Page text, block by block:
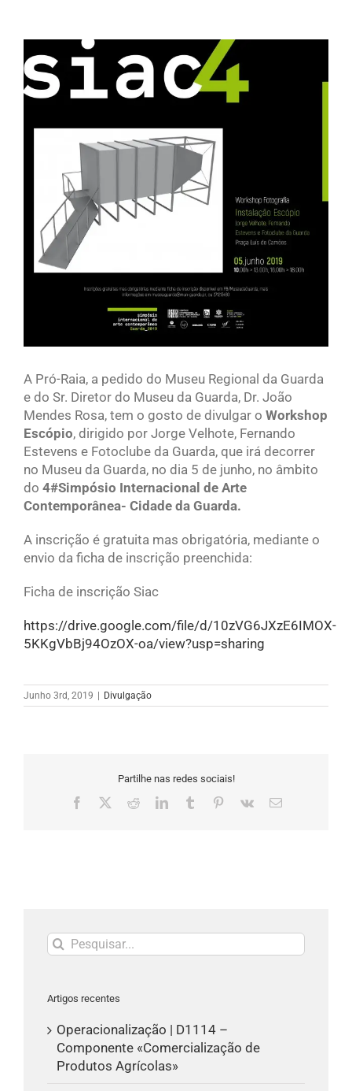
Larger
Image
A Pró-Raia, a pedido do Museu Regional da Guarda
e do Sr. Diretor do Museu da Guarda, Dr. João
Mendes Rosa, tem o gosto de divulgar o Workshop
Escópio, dirigido por Jorge Velhote, Fernando
Estevens e Fotoclube da Guarda, que irá decorrer
no Museu da Guarda, no dia 5 de junho, no âmbito
do 4#Simpósio Internacional de Arte
Contemporânea- Cidade da Guarda.
A inscrição é gratuita mas obrigatória, mediante o
envio da ficha de inscrição preenchida:
Ficha de inscrição Siac
https://drive.google.com/file/d/10zVG6JXzE6IMOX-
5KKgVbBj94OzOX-oa/view?usp=sharing
Junho 3rd, 2019 | Divulgação
Partilhe nas redes sociais!
Facebook RedditLinkedInTumblr Pinterest
Vk
Email
Pesquisar
Artigos recentes
Operacionalização | D1114 –
Componente «Comercialização de
Produtos Agrícolas»